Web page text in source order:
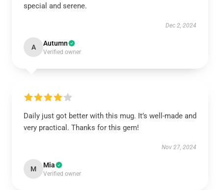
special and serene.
Dec 2, 2024
A Autumn
Verified owner
Daily just got better with this mug. It’s well-made and
very practical. Thanks for this gem!
Nov 27, 2024
M Mia
Verified owner